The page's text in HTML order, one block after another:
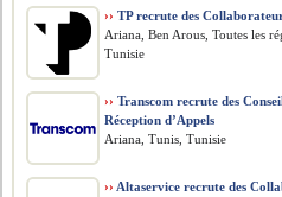
›› TP recrute des
Ariana, Ben Arous, Toutes les
Tunisie
›› Transcom recrute des
Réception d’Appels
Ariana, Tunis, Tunisie
›› Altaservice recrute des